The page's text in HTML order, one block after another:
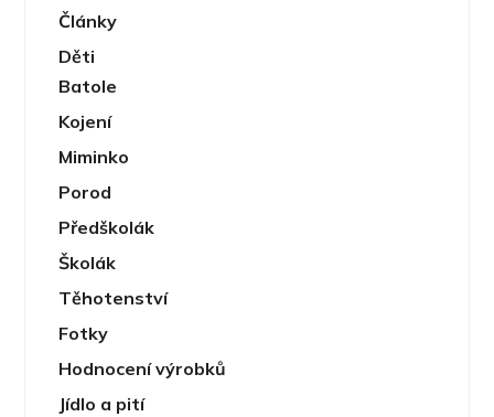
Články
Děti
Batole
Kojení
Miminko
Porod
Předškolák
Školák
Těhotenství
Fotky
Hodnocení výrobků
Jídlo a pití